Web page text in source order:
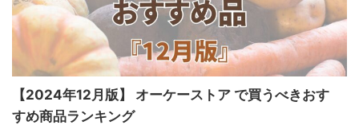
【2024年12月版】 オーケーストア で買うべきおす
すめ商品ランキング